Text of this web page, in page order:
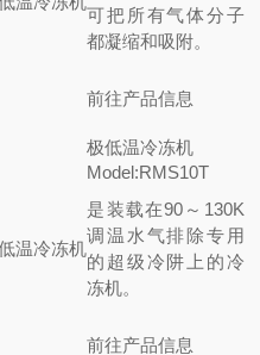
可把所有气体分子
都凝缩和吸附。
前往产品信息
极低温冷冻机
Model:RMS10T
是装载在90～130K
调温水气排除专用
的超级冷阱上的冷
冻机。
前往产品信息